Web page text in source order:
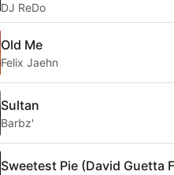
DJ ReDo
Old Me
Felix Jaehn
Sultan
Barbz'
Sweetest Pie (David Guetta